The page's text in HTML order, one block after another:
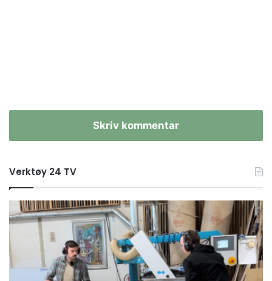
Skriv kommentar
Verktøy 24 TV